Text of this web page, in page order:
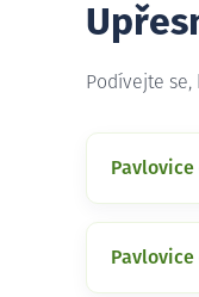
Podívejte
Pavlovice
Pavlovice